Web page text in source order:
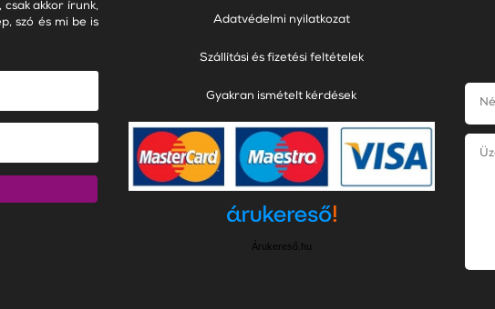
akkor írunk,
szó és mi be is
Adatvédelmi nyilatkozat
Szállítási és fizetési feltételek
Gyakran ismételt kérdések
Árukereső.hu